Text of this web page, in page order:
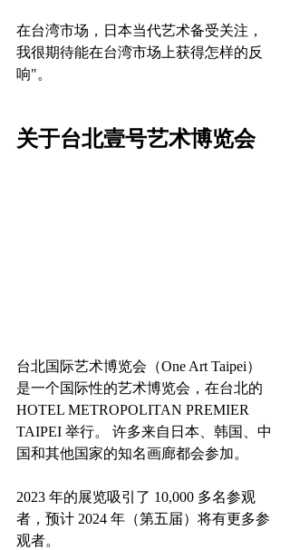
在台湾市场，日本当代艺术备受关注，
我很期待能在台湾市场上获得怎样的反
响"。
关于台北壹号艺术博览会
台北国际艺术博览会（One Art Taipei）
是一个国际性的艺术博览会，在台北的
HOTEL METROPOLITAN PREMIER
TAIPEI 举行。 许多来自日本、韩国、中
国和其他国家的知名画廊都会参加。
2023 年的展览吸引了 10,000 多名参观
者，预计 2024 年（第五届）将有更多参
观者。